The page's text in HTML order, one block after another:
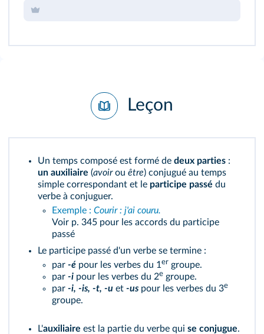
Leçon
Un temps composé est formé de deux parties :
un auxiliaire (avoirou être) conjugué au temps
simple correspondant et le participe passé du
verbe à conjuguer.
Exemple : Courir : j'ai couru.
Voir p. 345 pour les accords du participe
passé
Le participe passé d'un verbe se termine :
par ‑é pour les verbes du 1er groupe.
par ‑i pour les verbes du 2e groupe.
par ‑i, ‑is, ‑t, ‑u et ‑us pour les verbes du 3e
groupe.
L'auxiliaire est la partie du verbe qui se conjugue.